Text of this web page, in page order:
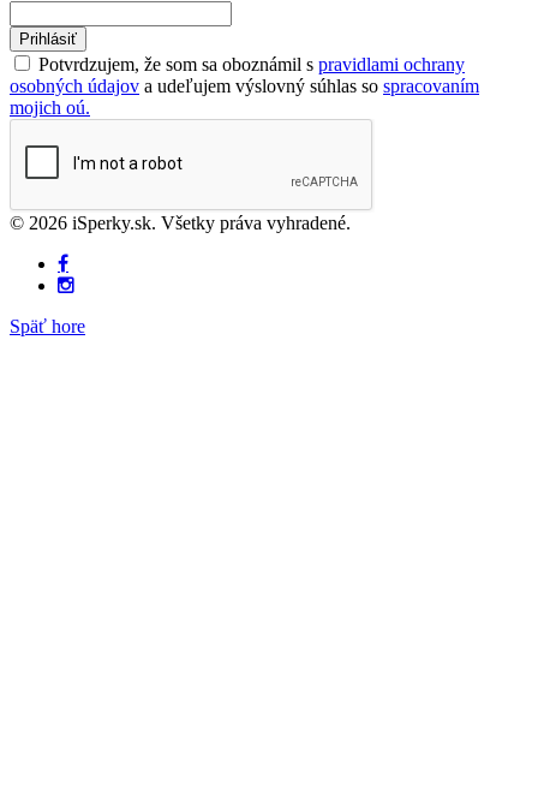
Prihlásiť
Potvrdzujem, že som sa oboznámil s pravidlami ochrany
osobných údajov a udeľujem výslovný súhlas so spracovaním
mojich oú.
© 2026 iSperky.sk. Všetky práva vyhradené.
Späť hore